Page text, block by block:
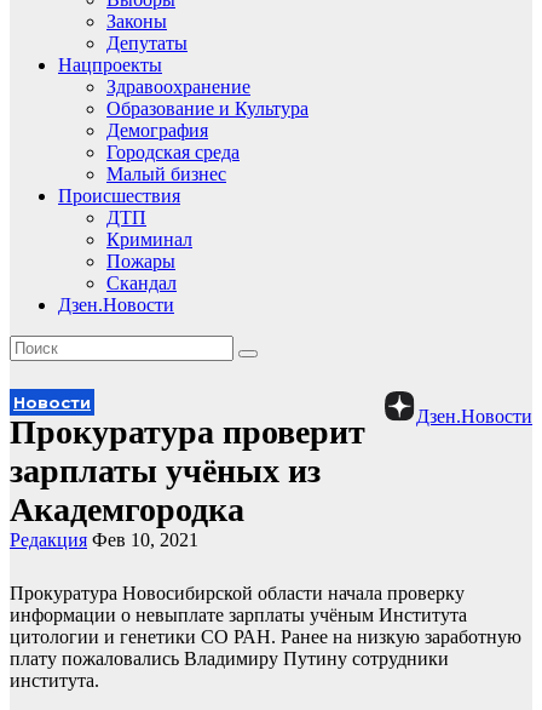
Законы
Депутаты
Нацпроекты
Здравоохранение
Образование и Культура
Демография
Городская среда
Малый бизнес
Происшествия
ДТП
Криминал
Пожары
Скандал
Дзен.Новости
Дзен.Новости
Новости
Прокуратура проверит
зарплаты учёных из
Академгородка
Редакция Фев 10, 2021
Прокуратура Новосибирской области начала проверку
информации о невыплате зарплаты учёным Института
цитологии и генетики СО РАН. Ранее на низкую заработную
плату пожаловались Владимиру Путину сотрудники
института.